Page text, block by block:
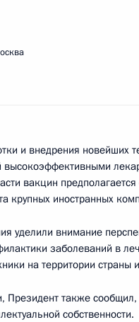
назначен
назначен
и внедрения новейших
высокоэффективными
вакцин
крупных иностранных
уделили внимание
заболеваний в
на территории
Президент также сообщил,
собственности.